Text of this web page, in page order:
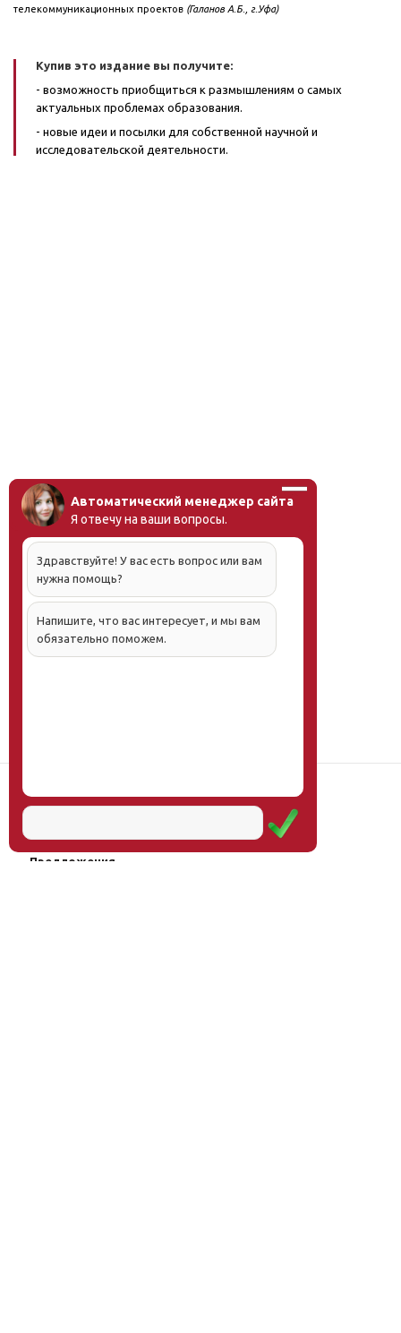
телекоммуникационных проектов (Галанов А.Б., г.Уфа)
Купив это издание вы получите:
- возможность приобщиться к размышлениям о самых
актуальных проблемах образования.
- новые идеи и посылки для собственной научной и
исследовательской деятельности.
Научная школа
Услуги
Предложения
Автоматический менеджер сайта
Я отвечу на ваши вопросы.
Здравствуйте! У вас есть вопрос или вам
нужна помощь?
Напишите, что вас интересует, и мы вам
обязательно поможем.